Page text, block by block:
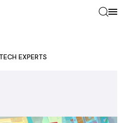
TECH EXPERTS